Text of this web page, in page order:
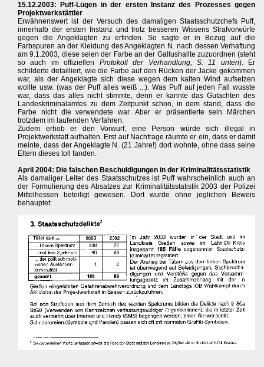
15.12.2003: Puff-Lügen in der ersten Instanz des Prozesses gegen
Projektwerkstättler
Erwähnenswert ist der Versuch des damaligen Staatsschutzchefs Puff,
innerhalb der ersten Instanz und trotz besseren Wissens Strafvorwürfe
gegen die Angeklagten zu erfinden. So sagte er in Bezug auf die
Farbspuren an der Kleidung des Angeklagten N. nach dessen Verhaftung
am 9.1.2003, diese seien der Farbe an der Gallushallte zuzuordnen (steht
so auch im offiziellen Protokoll der Verhandlung, S. 11 unten). Er
schilderte detailliert, wie die Farbe auf den Rücken der Jacke gekommen
war, als der Angeklagte sich diese wegen dem kalten Wind aufsetzen
wollte usw. (was der Puff alles weiß ...). Was Puff auf jeden Fall wusste
war, dass das alles nicht stimmte, denn er kannte das Gutachten des
Landeskriminalamtes zu dem Zeitpunkt schon, in dem stand, dass die
Farbe nicht die verwendete war. Aber er präsentierte sein Märchen
trotzdem im laufenden Verfahren.
Zudem erhob er den Vorwurf, eine Person würde sich illegal in
Projektwerkstatt aufhalten. Erst auf Nachfrage räumte er ein, dass er damit
meinte, dass der Angeklagte N. (21 Jahre!) dort wohnte, ohne dass seine
Eltern dieses toll fanden.
April 2004: Die falschen Beschuldigungen in der Kriminalitätsstatistik
Als damaliger Leiter des Staatsschutzes ist Puff wahrscheinlich auch an
der Formulierung des Absatzes zur Kriminalitätsstatistik 2003 der Polizei
Mittelhessen beteiligt gewesen. Dort wurde ohne jeglichen Beweis
behauptet: